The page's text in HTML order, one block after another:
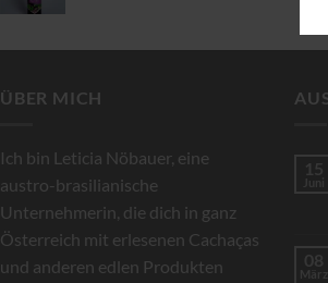
ÜBER MICH
Ich bin Leticia Nöbauer, eine
austro-brasilianische
Unternehmerin, die dich in ganz
Österreich mit erlesenen Cachaças
und anderen edlen Produkten
15
Juni
08
März